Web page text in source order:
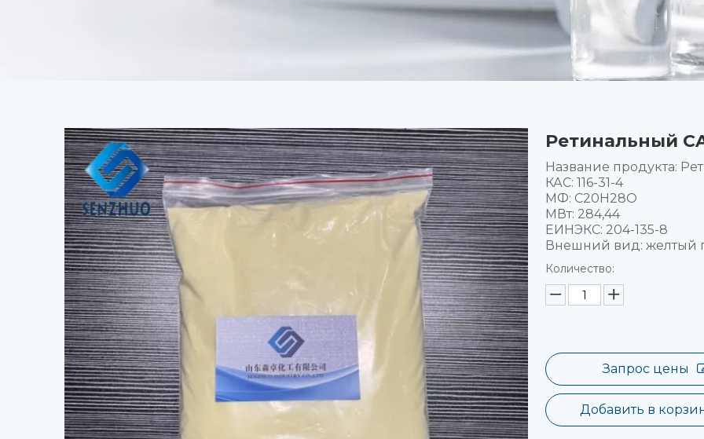
Ретинальный
Название продукта:
КАС: 116-31-4
МФ: C20H28O
МВт: 284,44
ЕИНЭКС: 204-135-8
Внешний вид: желтый
Количество:
Запрос цены
Добавить в